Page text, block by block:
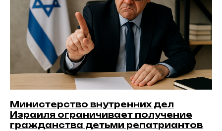
Министерство внутренних дел
Израиля ограничивает получение
гражданства детьми репатриантов